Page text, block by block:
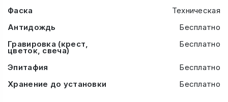
Фаска
Техническая
Антидождь
Бесплатно
Гравировка (крест,
цветок, свеча)
Бесплатно
Эпитафия
Бесплатно
Хранение до установки
Бесплатно